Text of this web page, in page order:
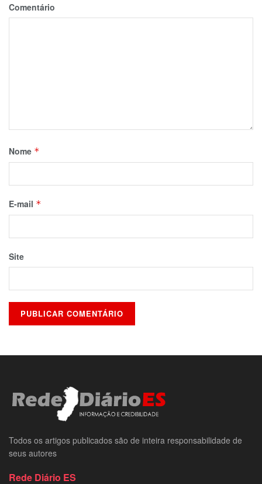
Comentário
Nome *
E-mail *
Site
Todos os artigos publicados são de inteira responsabilidade de
seus autores
Rede Diário ES